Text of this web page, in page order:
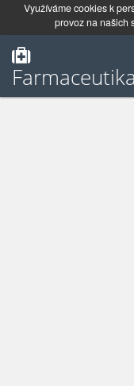
Využíváme cookies k
provoz na našich
Farmaceutika